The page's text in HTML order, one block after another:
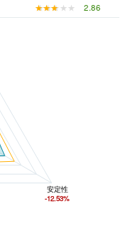
★★★★★
★★★★★ 2.86
安定性
-12.53%